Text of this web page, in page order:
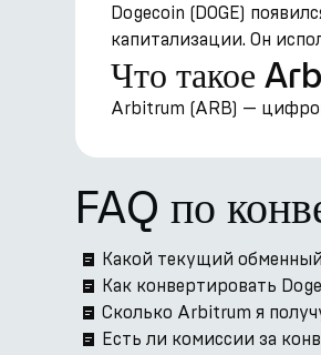
Dogecoin (DOGE)
капитализации. Он
Что такое
Arbitrum (ARB) —
FAQ по
Какой текущий обменный
Как конвертировать
Сколько Arbitrum я
Есть ли комиссии за